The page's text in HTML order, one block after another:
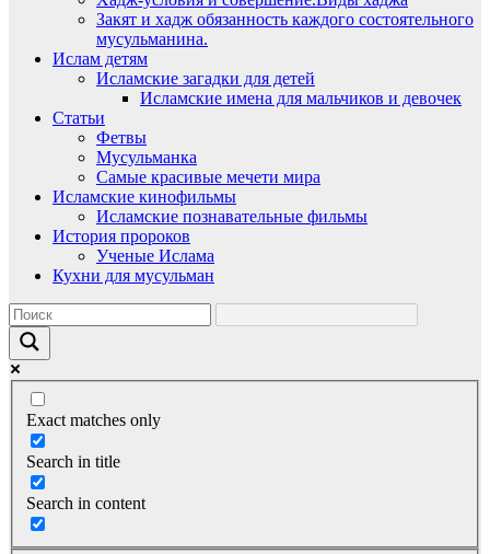
Закят и хадж обязанность каждого состоятельного
мусульманина.
Ислам детям
Исламские загадки для детей
Исламские имена для мальчиков и девочек
Статьи
Фетвы
Мусульманка
Самые красивые мечети мира
Исламские кинофильмы
Исламские познавательные фильмы
История пророков
Ученые Ислама
Кухни для мусульман
Exact matches only
Search in title
Search in content